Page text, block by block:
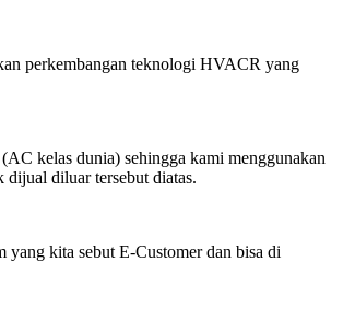
perkembangan teknologi HVACR yang
kelas dunia) sehingga kami menggunakan
diluar tersebut diatas.
yang kita sebut E-Customer dan bisa di